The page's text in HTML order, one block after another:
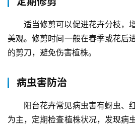
适当修剪可以促进花卉分枝，
美观。修剪时间一般在春季或花后
的剪刀，避免伤害植株。
病虫害防治
阳台花卉常见病虫害有蚜虫、
为主，定期检查植株状况，发现病